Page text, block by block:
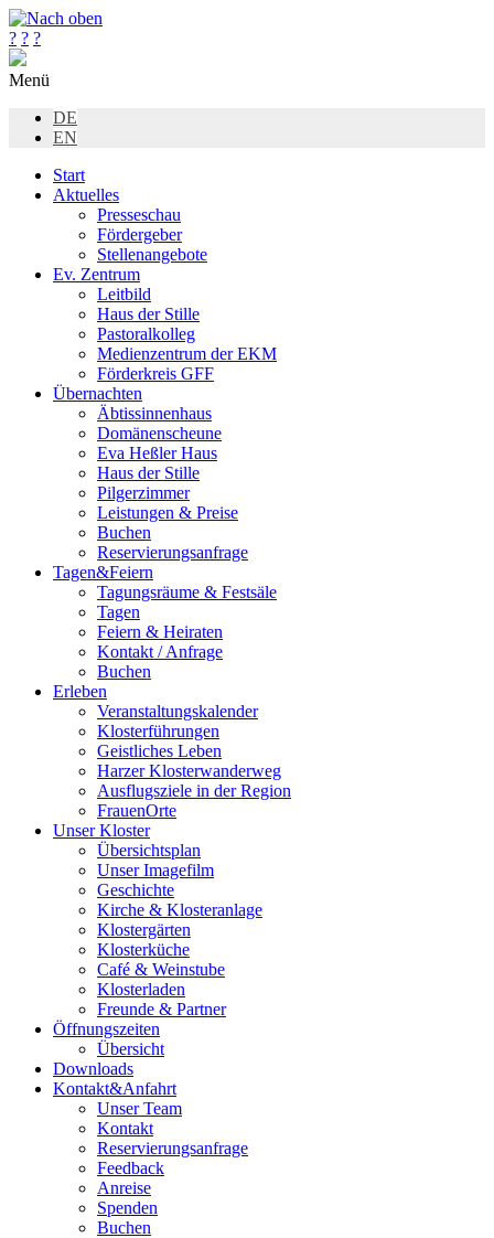
? ? ?
Menü
DE
EN
Start
Aktuelles
Presseschau
Fördergeber
Stellenangebote
Ev. Zentrum
Leitbild
Haus der Stille
Pastoralkolleg
Medienzentrum der EKM
Förderkreis GFF
Übernachten
Äbtissinnenhaus
Domänenscheune
Eva Heßler Haus
Haus der Stille
Pilgerzimmer
Leistungen & Preise
Buchen
Reservierungsanfrage
Tagen&Feiern
Tagungsräume & Festsäle
Tagen
Feiern & Heiraten
Kontakt / Anfrage
Buchen
Erleben
Veranstaltungskalender
Klosterführungen
Geistliches Leben
Harzer Klosterwanderweg
Ausflugsziele in der Region
FrauenOrte
Unser Kloster
Übersichtsplan
Unser Imagefilm
Geschichte
Kirche & Klosteranlage
Klostergärten
Klosterküche
Café & Weinstube
Klosterladen
Freunde & Partner
Öffnungszeiten
Übersicht
Downloads
Kontakt&Anfahrt
Unser Team
Kontakt
Reservierungsanfrage
Feedback
Anreise
Spenden
Buchen